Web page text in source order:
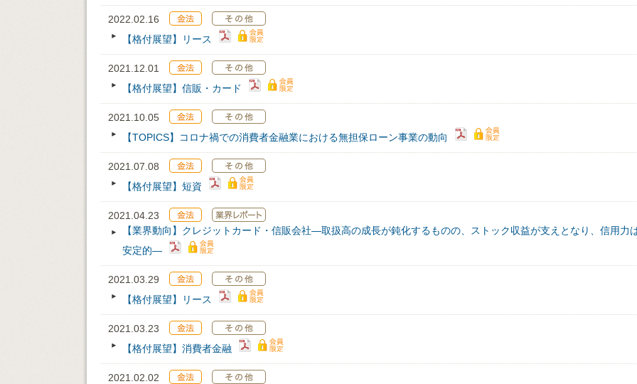
2022.02.16
【格付展望】リース
2021.12.01
【格付展望】信販・カード
2021.10.05
【TOPICS】コロナ禍での消費者金融業における無担保ローン事業の動向
2021.07.08
【格付展望】短資
2021.04.23
【業界動向】クレジットカード・信販会社―取扱高の成長が鈍化するものの、ストック収益が支えとなり、信用力
安定的―
2021.03.29
【格付展望】リース
2021.03.23
【格付展望】消費者金融
2021.02.02